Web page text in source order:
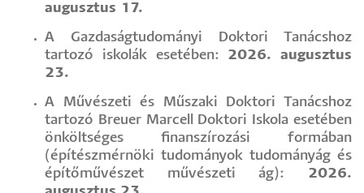
augusztus 17.
A Gazdaságtudományi Doktori Tanácshoz
tartozó iskolák esetében: 2026. augusztus
23.
A Művészeti és Műszaki Doktori Tanácshoz
tartozó Breuer Marcell Doktori Iskola esetében
önköltséges finanszírozási formában
(építészmérnöki tudományok tudományág és
építőművészet művészeti ág): 2026.